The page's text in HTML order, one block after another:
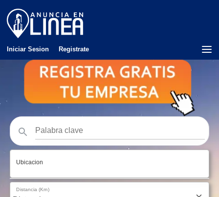
Iniciar Sesion Registrate
Ubicacion
Distancia (Km)